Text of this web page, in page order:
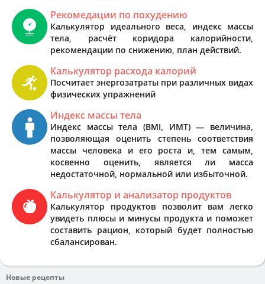
Рекомедации по похудению
Калькулятор идеального веса, индекс массы
тела, расчёт коридора калорийности,
рекомендации по снижению, план действий.
Калькулятор расхода калорий
Посчитает энергозатраты при различных видах
физических упражнений
Индекс массы тела
Индекс массы тела (BMI, ИМТ) — величина,
позволяющая оценить степень соответствия
массы человека и его роста и, тем самым,
косвенно оценить, является ли масса
недостаточной, нормальной или избыточной.
Калькулятор и анализатор продуктов
Калькулятор продуктов позволит вам легко
увидеть плюсы и минусы продукта и поможет
составить рацион, который будет полностью
сбалансирован.
Новые рецепты